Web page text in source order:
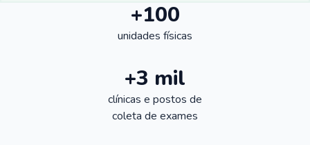
+100
unidades físicas
+3 mil
clínicas e postos de
coleta de exames